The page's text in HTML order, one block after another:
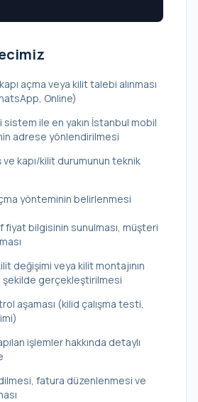
açma veya kilit talebi alınması
Online)
sistem ile en yakın İstanbul mobil
adrese yönlendirilmesi
ve kapı/kilit durumunun teknik
yönteminin belirlenmesi
fiyat bilgisinin sunulması, müşteri
değişimi veya kilit montajının
gerçekleştirilmesi
aşaması (kilid çalışma testi,
işlemler hakkında detaylı
fatura düzenlenmesi ve